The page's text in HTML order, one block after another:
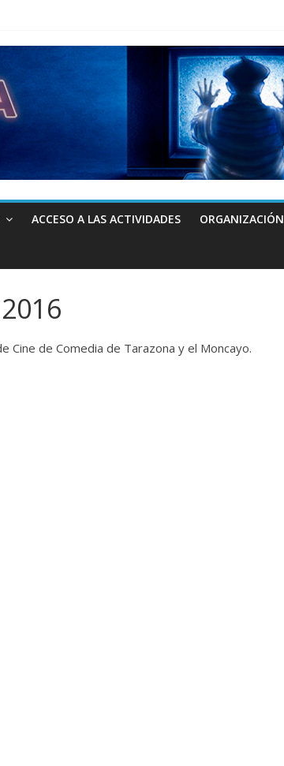
ACCESO A LAS ACTIVIDADES ORGANIZACIÓN
de Comedia de Tarazona y el Moncayo.